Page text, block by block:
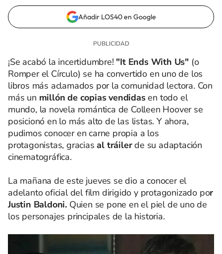
Añadir LOS40 en Google
¡Se acabó la incertidumbre! "It Ends With Us" (o
Romper el Círculo) se ha convertido en uno de los
libros más aclamados por la comunidad lectora. Con
más un millón de copias vendidasen todo el
mundo, la novela romántica de Colleen Hoover se
posicionó en lo más alto de las listas. Y ahora,
pudimos conocer en carne propia a los
protagonistas, graciasal tráilerde su adaptación
cinematográfica.
La mañana de este jueves se dio a conocer el
adelanto oficial del film dirigido y protagonizado por
Justin Baldoni. Quien se pone en el piel de uno de
los personajes principales de la historia.